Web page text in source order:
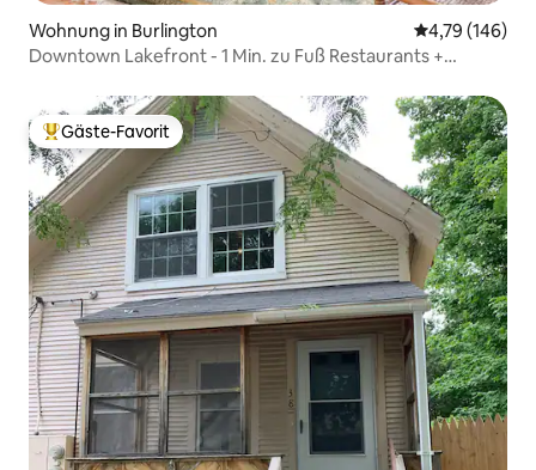
Wohnung in Burlington
4,79 (146)
Downtown Lakefront - 1 Min. zu Fuß Restaurants +
Beliebter Gäste-Favorit.
Gäste-Favorit